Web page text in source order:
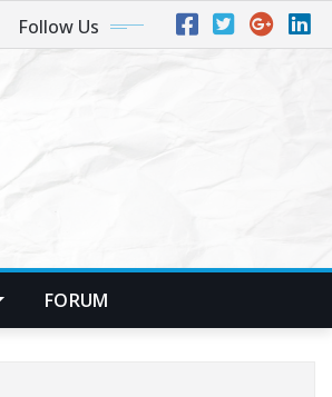
Follow Us
FORUM